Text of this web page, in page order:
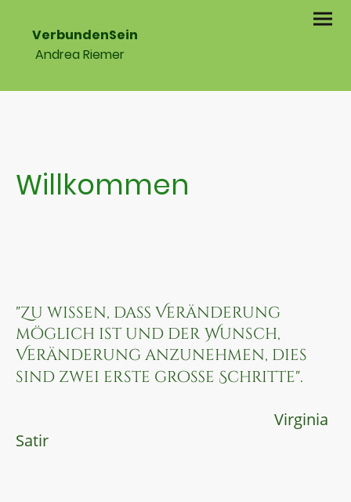
VerbundenSein
Andrea Riemer
Willkommen
"Zu wissen, daß Veränderung
möglich ist und der Wunsch,
Veränderung anzunehmen, dies
sind zwei erste große Schritte".
Virginia
Satir